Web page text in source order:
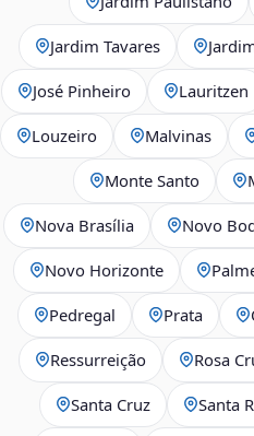
Jardim Tavares
José Pinheiro Lauritzen
Louzeiro Malvinas
Monte Santo
Nova Brasília Novo
Novo Horizonte
Pedregal Prata
Ressurreição Rosa
Santa Cruz Santa